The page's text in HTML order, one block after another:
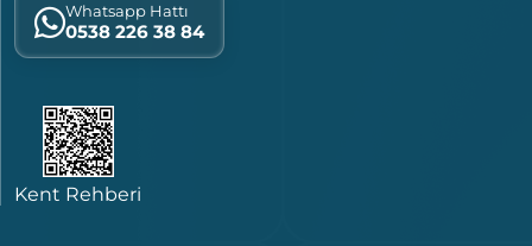
Whatsapp Hattı
0538 226 38 84
Kent Rehberi